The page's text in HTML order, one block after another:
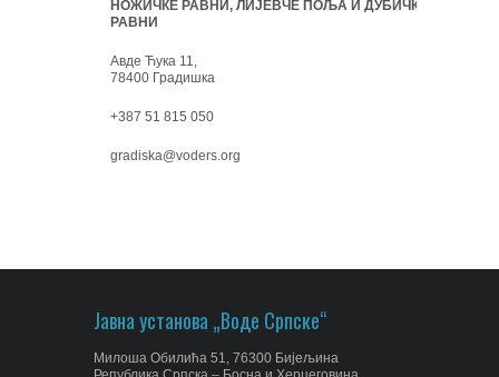
НОЖИЧКЕ РАВНИ, ЛИЈЕВЧЕ ПОЉА И ДУБИЧКЕ
РАВНИ
Авде Ћука 11,
78400 Градишка
+387 51 815 050
gradiska@voders.org
Јавна установа „Воде Српске“
Милоша Обилића 51, 76300 Бијељина